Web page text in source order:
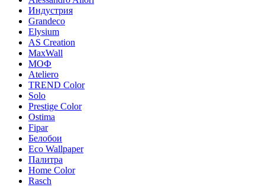
Индустрия
Grandeco
Elysium
AS Creation
MaxWall
МОФ
Ateliero
TREND Color
Solo
Prestige Color
Ostima
Fipar
Белобои
Eco Wallpaper
Палитра
Home Color
Rasch